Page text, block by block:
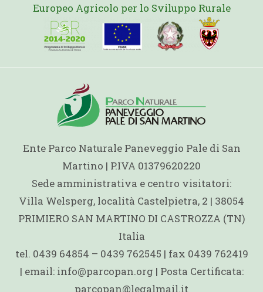
Europeo Agricolo per lo Sviluppo Rurale
Ente Parco Naturale Paneveggio Pale di San
Martino | P.IVA 01379620220
Sede amministrativa e centro visitatori:
Villa Welsperg, località Castelpietra, 2 | 38054
PRIMIERO SAN MARTINO DI CASTROZZA (TN)
Italia
tel. 0439 64854 – 0439 762545 | fax 0439 762419
| email: info@parcopan.org | Posta Certificata:
parcopan@legalmail.it